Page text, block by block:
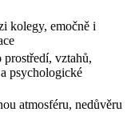
kolegy, emočně i
vztahů,
psychologické
atmosféru, nedůvěru